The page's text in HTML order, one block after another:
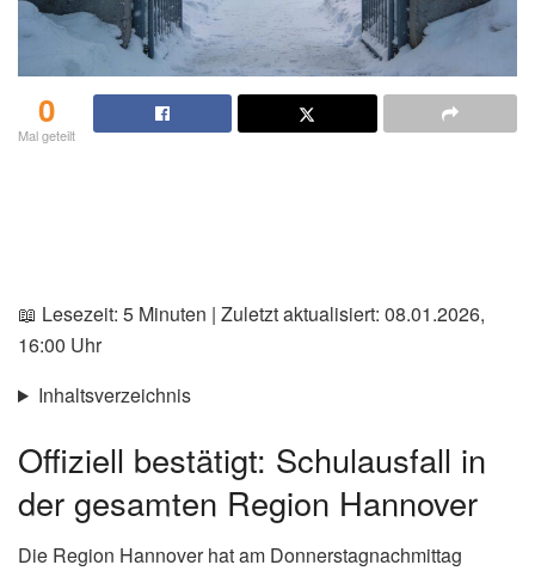
0
Mal geteilt
📖 Lesezeit: 5 Minuten | Zuletzt aktualisiert: 08.01.2026,
16:00 Uhr
Inhaltsverzeichnis
Offiziell bestätigt: Schulausfall in
der gesamten Region Hannover
Die Region Hannover hat am Donnerstagnachmittag